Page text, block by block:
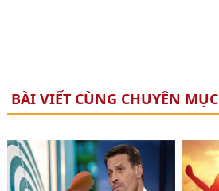
BÀI VIẾT CÙNG CHUYÊN MỤC